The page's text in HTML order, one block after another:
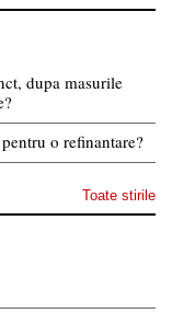
dupa masurile
o refinantare?
Toate stirile